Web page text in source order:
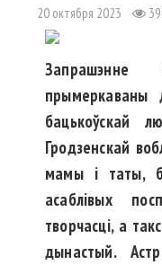
20 октября 2023
прымеркаваны
бацькоўскай
Гродзенскай
мамы і таты,
асаблівых
творчасці, а
дынастый.